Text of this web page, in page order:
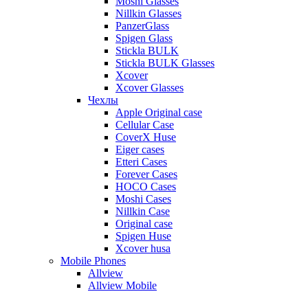
Nillkin Glasses
PanzerGlass
Spigen Glass
Stickla BULK
Stickla BULK Glasses
Xcover
Xcover Glasses
Чехлы
Apple Original case
Cellular Case
CoverX Huse
Eiger cases
Etteri Cases
Forever Cases
HOCO Cases
Moshi Cases
Nillkin Case
Original case
Spigen Huse
Xcover husa
Mobile Phones
Allview
Allview Mobile